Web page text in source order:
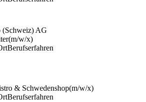
(Schweiz) AG
(m/w/x)
Berufserfahren
& Schwedenshop(m/w/x)
Berufserfahren